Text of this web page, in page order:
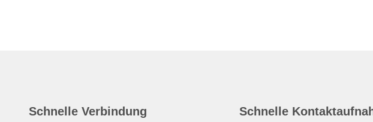
Schnelle Verbindung Schnelle